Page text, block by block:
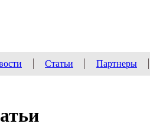
Статьи Партнеры